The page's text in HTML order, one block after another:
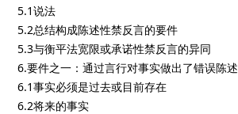
5.1说法
5.2总结构成陈述性禁反言的要件
5.3与衡平法宽限或承诺性禁反言的异同
6.要件之一：通过言行对事实做出了错误陈述
6.1事实必须是过去或目前存在
6.2将来的事实